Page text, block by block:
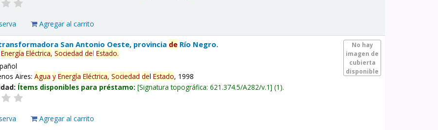
Agregar al carrito
No hay
imagen de
cubierta
disponible
San Antonio Oeste, provincia de Río Negro.
Energía Eléctrica, Sociedad delEstado.
Aires:Agua y Energía Eléctrica, Sociedad delEstado, 1998
Ítems disponibles para préstamo: Signatura topográfica:621.374.5/A282/v.1 (1).
Agregar al carrito